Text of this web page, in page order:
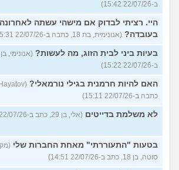
ב-22/07/26 15:42)
היי. רציתי לבדוק אם מישהי עשתה לאחרונה
בעובדה? (אנונימית, בת 18, כתבה ב-22/07/26 15:31)
בעיות ביני לבית הזוג, מה לעשות?
ב-22/07/26 15:22)
האם להיות חרמנית בגילי נורמאלי?
כתבה ב-22/07/26 15:11)
לא משלמת בדייטים (אלי, בן 29, כתב ב-22/07/26 15:00)
בטעות "התעוררתי" מאחת החברות שלי
סוטה, בן 18, כתב ב-22/07/26 14:51)